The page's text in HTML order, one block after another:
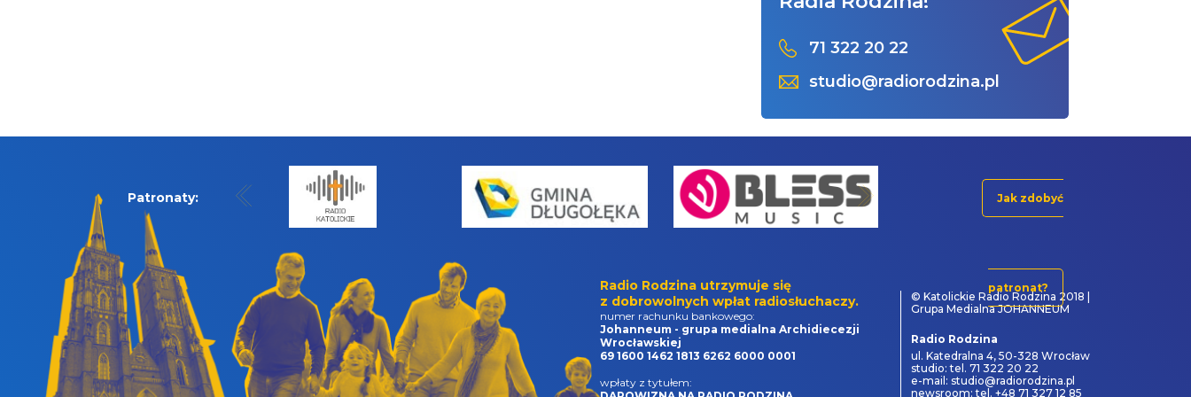
71 322 20 22
studio@radiorodzina.pl
Patronaty: Jak zdobyć
patronat?
Radio Rodzina utrzymuje się
z dobrowolnych wpłat radiosłuchaczy.
numer rachunku bankowego:
Johanneum - grupa medialna Archidiecezji
Wrocławskiej
69 1600 1462 1813 6262 6000 0001
wpłaty z tytułem:
© Katolickie Radio Rodzina 2018 |
Grupa Medialna JOHANNEUM
Radio Rodzina
ul. Katedralna 4, 50-328 Wrocław
studio: tel. 71 322 20 22
e-mail: studio@radiorodzina.pl
newsroom: tel. +48 71 327 12 85